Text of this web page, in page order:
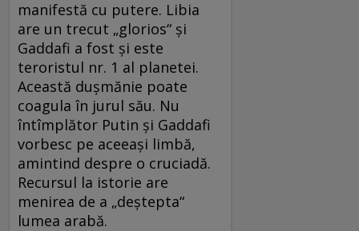
manifestă cu putere. Libia
are un trecut „glorios“ şi
Gaddafi a fost şi este
teroristul nr. 1 al planetei.
Această duşmănie poate
coagula în jurul său. Nu
întîmplător Putin şi Gaddafi
vorbesc pe aceeaşi limbă,
amintind despre o cruciadă.
Recursul la istorie are
menirea de a „deştepta“
lumea arabă.